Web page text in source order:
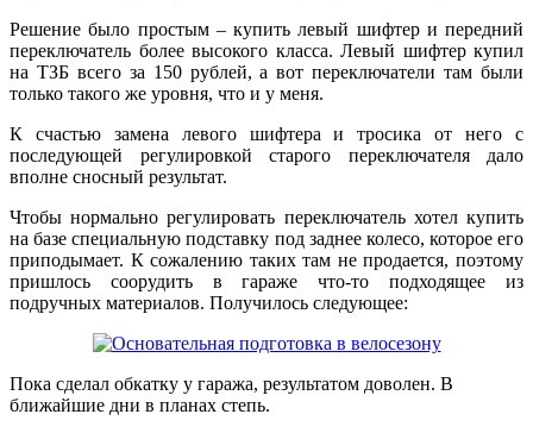
Решение было простым – купить левый шифтер и передний
переключатель более высокого класса. Левый шифтер купил
на ТЗБ всего за 150 рублей, а вот переключатели там были
только такого же уровня, что и у меня.
К счастью замена левого шифтера и тросика от него с
последующей регулировкой старого переключателя дало
вполне сносный результат.
Чтобы нормально регулировать переключатель хотел купить
на базе специальную подставку под заднее колесо, которое его
приподымает. К сожалению таких там не продается, поэтому
пришлось соорудить в гараже что-то подходящее из
подручных материалов. Получилось следующее:
Пока сделал обкатку у гаража, результатом доволен. В
ближайшие дни в планах степь.